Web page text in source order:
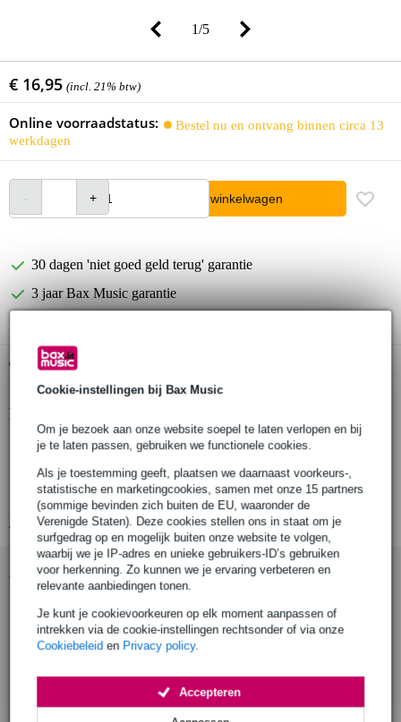
Cookie-instellingen bij Bax Music
Om je bezoek aan onze website soepel te laten verlopen en bij
je te laten passen, gebruiken we functionele cookies.
Als je toestemming geeft, plaatsen we daarnaast voorkeurs-,
statistische en marketingcookies, samen met onze 15 partners
(sommige bevinden zich buiten de EU, waaronder de
Verenigde Staten). Deze cookies stellen ons in staat om je
surfgedrag op en mogelijk buiten onze website te volgen,
waarbij we je IP-adres en unieke gebruikers-ID’s gebruiken
voor herkenning. Zo kunnen we je ervaring verbeteren en
relevante aanbiedingen tonen.
Je kunt je cookievoorkeuren op elk moment aanpassen of
intrekken via de cookie-instellingen rechtsonder of via onze
Cookiebeleid en Privacy policy.
Accepteren
1/5
€ 16,95 (incl. 21% btw)
Online voorraadstatus:
Bestel nu en ontvang binnen circa 13
werkdagen
In winkelwagen
30 dagen 'niet goed geld terug' garantie
3 jaar Bax Music garantie
Gratis ophalen in de winkel
Productinformatie
aantal stuks: 1
producttype: sleeve joint buiskoppeling
toepassing: in lijn verbinden van twee buizen
Bekijk alle productspecificaties
Accessoires (9)